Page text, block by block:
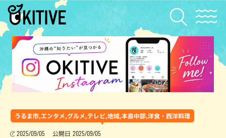
うるま市,エンタメ,グルメ,テレビ,地域,本島中部,洋食・西洋料理
2025/09/05 公開日 2025/09/05